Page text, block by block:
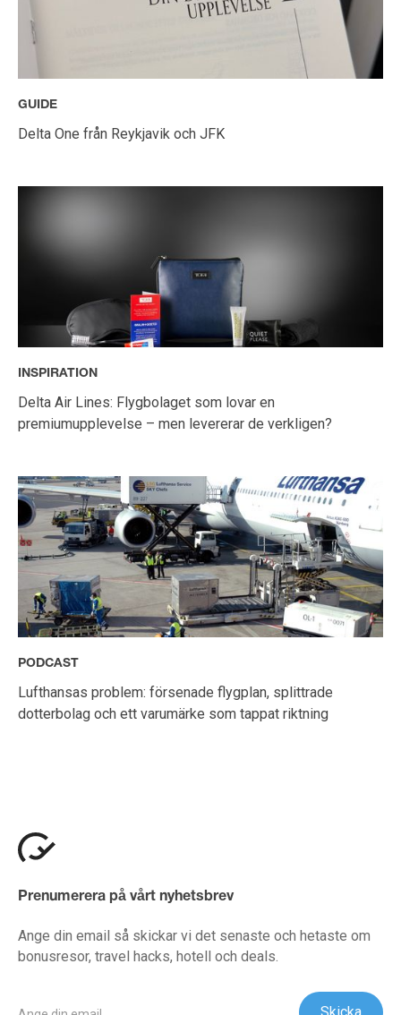
GUIDE
Delta One från Reykjavik och JFK
INSPIRATION
Delta Air Lines: Flygbolaget som lovar en
premiumupplevelse – men levererar de verkligen?
PODCAST
Lufthansas problem: försenade flygplan, splittrade
dotterbolag och ett varumärke som tappat riktning
Prenumerera på vårt nyhetsbrev
Ange din email så skickar vi det senaste och hetaste om
bonusresor, travel hacks, hotell och deals.